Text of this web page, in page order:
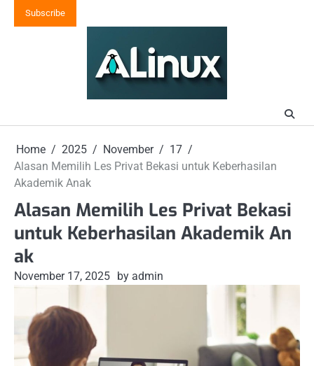
Subscribe
Home 2025 November
17
Alasan Memilih Les Privat Bekasi untuk Keberhasilan
Akademik Anak
Alasan Memilih Les Privat Bekasi
untuk Keberhasilan Akademik An
ak
November 17, 2025 by admin